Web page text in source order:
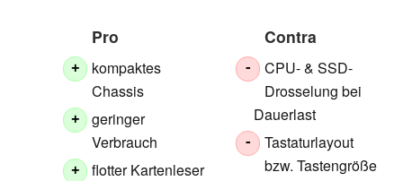
Pro
+
kompaktes
Chassis
+
geringer
Verbrauch
+ flotter Kartenleser
Contra
-
CPU- & SSD-
Drosselung bei
Dauerlast
-
Tastaturlayout
bzw. Tastengröße